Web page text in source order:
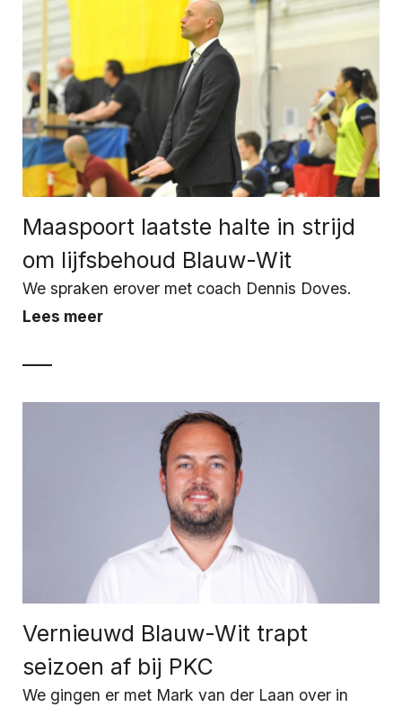
Maaspoort laatste halte in strijd
om lijfsbehoud Blauw-Wit
We spraken erover met coach Dennis Doves.
Lees meer
Vernieuwd Blauw-Wit trapt
seizoen af bij PKC
We gingen er met Mark van der Laan over in